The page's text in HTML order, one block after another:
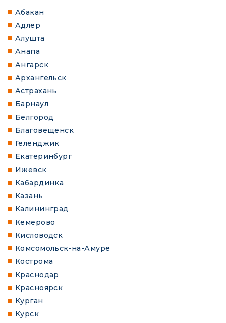
Абакан
Адлер
Алушта
Анапа
Ангарск
Архангельск
Астрахань
Барнаул
Белгород
Благовещенск
Геленджик
Екатеринбург
Ижевск
Кабардинка
Казань
Калининград
Кемерово
Кисловодск
Комсомольск-на-Амуре
Кострома
Краснодар
Красноярск
Курган
Курск